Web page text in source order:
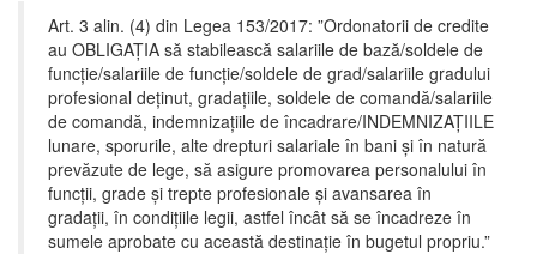
Art. 3 alin. (4) din Legea 153/2017: ”Ordonatorii de credite
au OBLIGAȚIA să stabilească salariile de bază/soldele de
funcție/salariile de funcție/soldele de grad/salariile gradului
profesional deținut, gradațiile, soldele de comandă/salariile
de comandă, indemnizațiile de încadrare/INDEMNIZAȚIILE
lunare, sporurile, alte drepturi salariale în bani și în natură
prevăzute de lege, să asigure promovarea personalului în
funcții, grade și trepte profesionale și avansarea în
gradații, în condițiile legii, astfel încât să se încadreze în
sumele aprobate cu această destinație în bugetul propriu.”